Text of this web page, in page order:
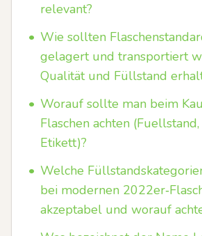
relevant?
• Wie sollten
gelagert und transportiert
Qualität und Füllstand
• Worauf sollte man beim
Flaschen achten (Fuellstand,
Etikett)?
• Welche
bei modernen
akzeptabel und worauf